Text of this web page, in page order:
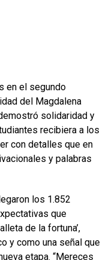
en el segundo
del Magdalena
solidaridad y
recibiera a los
con detalles que en
y palabras
los 1.852
que
de la fortuna’,
y como una señal que
etapa. “Mereces